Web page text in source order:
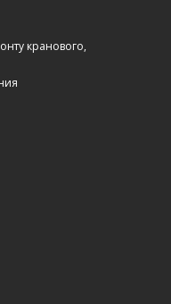
кранового,